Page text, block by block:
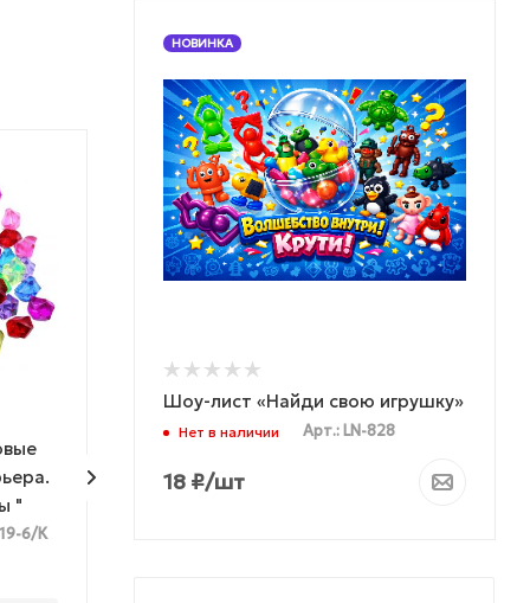
"
6/К
МОЖНО ДЕШЕВЛЕ
НОВИНКА
Шоу-лист «Найди свою игрушку»
Нет в наличии Арт.: LN-828
18 ₽/шт